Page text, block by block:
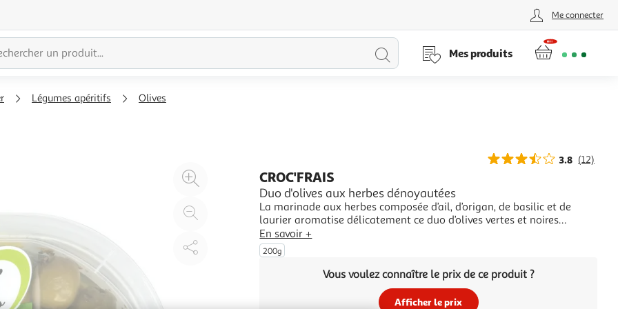
Me connecter
Lancer
Mes produits
Légumes apéritifs Olives
Agrandir
l'illustration
l'illustration
Partager
3.8 (12)
CROC'FRAIS
Duo d'olives aux herbes dénoyautées
La marinade aux herbes composée d’ail, d’origan, de basilic et de
laurier aromatise délicatement ce duo d’olives vertes et noires
dénoyautées, vous transportant instantanément en Provence. Olives
vertes de Grèce et Olives noires du MarocRecette sans conservateur
ajouté Sans aucun traitement thermiq
En savoir +
200g
Vous voulez connaître le prix de ce produit ?
Afficher le prix